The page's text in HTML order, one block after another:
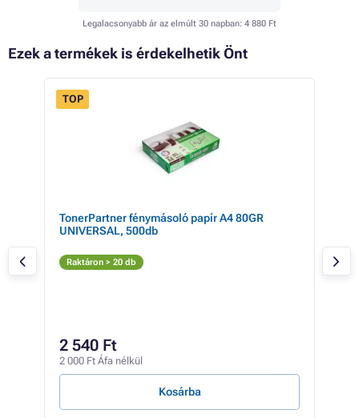
Legalacsonyabb ár az elmúlt 30 napban: 4 880 Ft
Ezek a termékek is érdekelhetik Önt
TOP
TonerPartner fénymásoló papír A4 80GR
UNIVERSAL, 500db
Raktáron > 20 db
2 540 Ft
2 000 Ft Áfa nélkül
Kosárba